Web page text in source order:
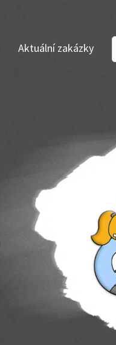
Aktuální zakázky